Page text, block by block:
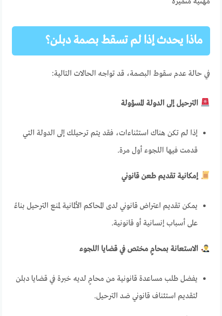
ماذا يحدث إذا لم تسقط بصمة دبلن؟
في حالة عدم سقوط البصمة، قد تواجه الحالات التالية:
الترحيل إلى الدولة المسؤولة
إذا لم تكن هناك استثناءات، فقد يتم ترحيلك إلى الدولة التي
قدمت فيها اللجوء أول مرة.
إمكانية تقديم طعن قانوني
يمكن تقديم اعتراض قانوني لدى المحاكم الألمانية لمنع الترحيل بناءً
على أسباب إنسانية أو قانونية.
الاستعانة بمحامٍ مختص في قضايا اللجوء
يفضل طلب مساعدة قانونية من محامٍ لديه خبرة في قضايا دبلن
لتقديم استئناف قانوني ضد الترحيل.